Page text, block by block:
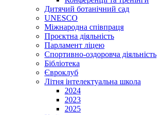
Дитячий ботанічний сад
UNESCO
Міжнародна співпраця
Проєктна діяльність
Парламент ліцею
Спортивно-оздоровча діяльність
Бібліотека
Євроклуб
Літня інтелектуальна школа
2024
2023
2025